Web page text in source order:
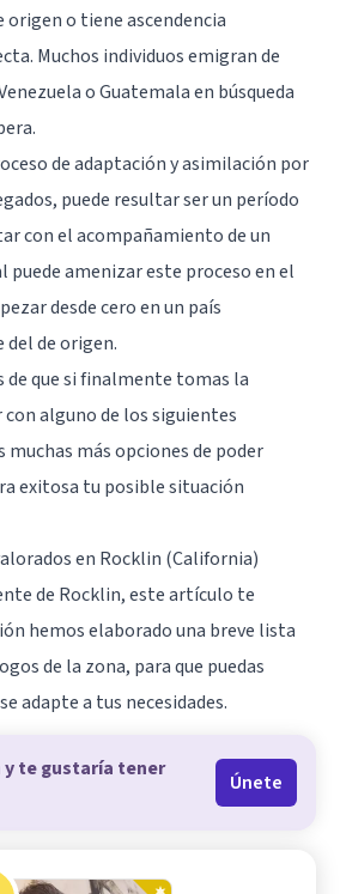
origen o tiene ascendencia
Muchos individuos emigran de
o Guatemala en búsqueda
de adaptación y asimilación por
puede resultar ser un período
con el acompañamiento de un
amenizar este proceso en el
desde cero en un país
de origen.
de que si finalmente tomas la
alguno de los siguientes
más opciones de poder
exitosa tu posible situación
en Rocklin (California)
de Rocklin, este artículo te
hemos elaborado una breve lista
de la zona, para que puedas
adapte a tus necesidades.
y te gustaría tener
Únete